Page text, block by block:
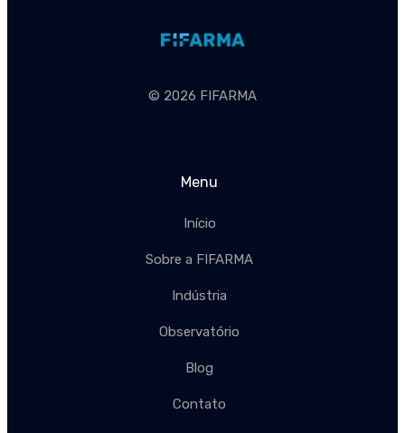
© 2026 FIFARMA
Menu
Início
Sobre a FIFARMA
Indústria
Observatório
Blog
Contato